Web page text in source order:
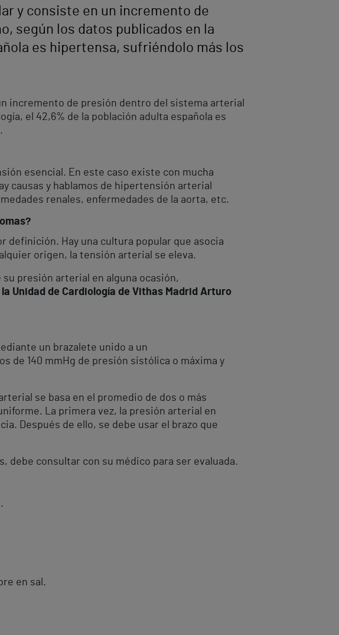
y consiste en un incremento de
según los datos publicados en la
es hipertensa, sufriéndolo más los
incremento de presión dentro del sistema arterial
el 42,6% de la población adulta española es
esencial. En este caso existe con mucha
causas y hablamos de hipertensión arterial
renales, enfermedades de la aorta, etc.
definición. Hay una cultura popular que asocia
origen, la tensión arterial se eleva.
presión arterial en alguna ocasión,
la Unidad de Cardiología de Vithas Madrid Arturo
un brazalete unido a un
de 140 mmHg de presión sistólica o máxima y
se basa en el promedio de dos o más
La primera vez, la presión arterial en
Después de ello, se debe usar el brazo que
debe consultar con su médico para ser evaluada.
en sal.